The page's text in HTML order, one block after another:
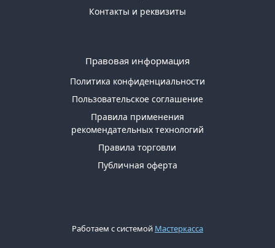
Контакты и реквизиты
Правовая информация
Политика конфиденциальности
Пользовательское соглашение
Правила применения
рекомендательных технологий
Правила торговли
Публичная оферта
Работаем с системой Мастеркасса